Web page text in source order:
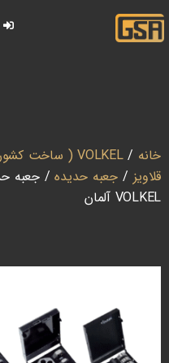
خانه /VOLKEL ( ساخت کشور آلمان )
قلاویز /جعبه حدیده
VOLKEL آلمان